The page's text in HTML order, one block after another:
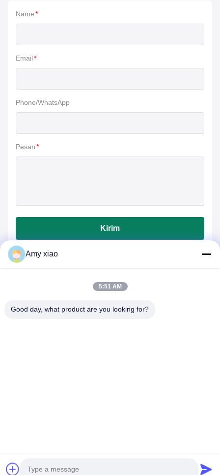
Name*
Email*
Phone/WhatsApp
Pesan*
Kirim
TECHNOLOGY CO.,LTD. Hak Cipta Dilindungi Undang-Undang.
Amy xiao
5:51 AM
Good day, what product are you looking for?